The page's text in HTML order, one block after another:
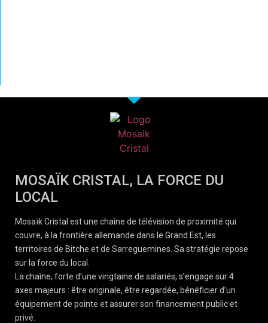
MOSAÏK CRISTAL, LA FORCE DU
LOCAL
Mosaïk Cristal est une chaîne de télévision de proximité qui
couvre, à la frontière allemande dans le Grand Est, les
territoires de Bitche et de Sarreguemines. Sa stratégie repose
sur la force du local.
La chaîne, forte d’une vingtaine de salariés, s’engage sur 4
axes majeurs : être originale, être regardée, bénéficier d’un
équipement de pointe et assurer son financement public et
privé.